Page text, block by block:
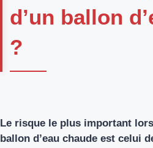
d’un ballon
?
Le risque le plus important
ballon d’eau chaude est celui